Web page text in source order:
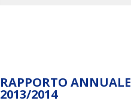
RAPPORTO ANNUALE
2013/2014